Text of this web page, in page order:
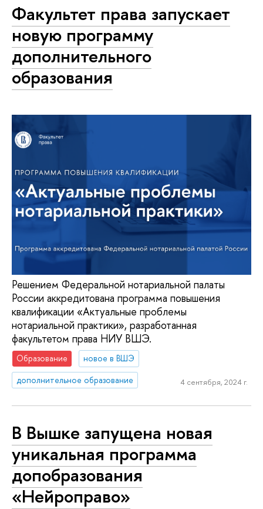
Факультет права запускает
новую программу
дополнительного
образования
Решением Федеральной нотариальной палаты
России аккредитована программа повышения
квалификации «Актуальные проблемы
нотариальной практики», разработанная
факультетом права НИУ ВШЭ.
Образование
новое в ВШЭ
дополнительное образование
4 сентября, 2024 г.
В Вышке запущена новая
уникальная программа
допобразования
«Нейроправо»